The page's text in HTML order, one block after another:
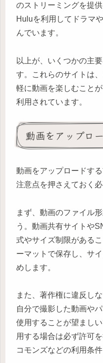
のストリーミングを提
Huluを利用してドラマ
んでいます。
以上が、いくつかの主
す。これらのサイトは
軽に動画を楽しむこと
利用されています。
動画をアップロ
動画をアップロードす
注意点を押さえておく必
まず、動画のファイル
う。動画共有サイトや
式やサイズ制限がある
ーマットで保存し、サ
めします。
また、著作権に違反し
自分で撮影した動画や
使用することが望まし
用する場合は必ず許可
コモンズなどの利用条